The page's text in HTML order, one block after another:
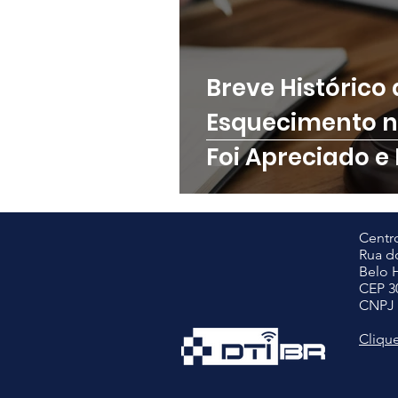
Breve Histórico
Esquecimento
Foi Apreciado
Sobre
Rua
Belo
CEP
CNPJ